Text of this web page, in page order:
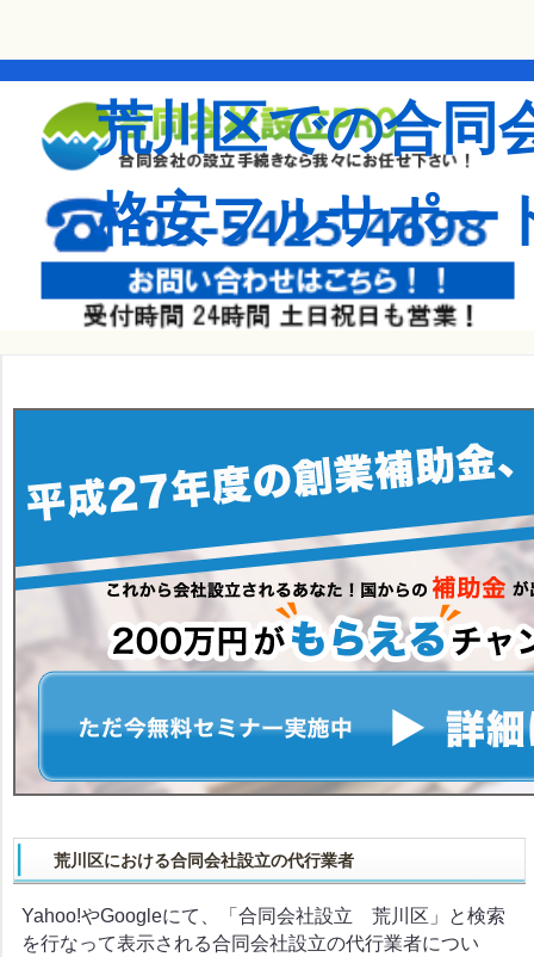
荒川区での合同
格安フルサポー
荒川区における合同会社設立の代行業者
Yahoo!やGoogleにて、「合同会社設立 荒川区」と検索
を行なって表示される合同会社設立の代行業者につい